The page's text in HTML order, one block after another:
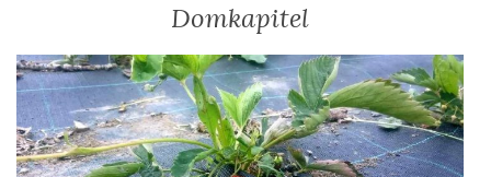
Domkapitel